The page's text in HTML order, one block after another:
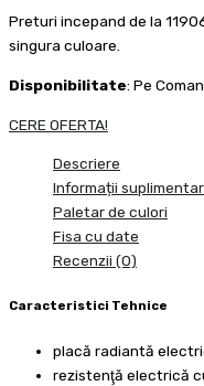
Preturi incepand de la
singura culoare.
Disponibilitate: Pe
CERE OFERTA!
Descriere
Informații
Paletar de culori
Fisa cu date
Recenzii (0)
Caracteristici Tehnice
placă radiantă
rezistenţă electrică